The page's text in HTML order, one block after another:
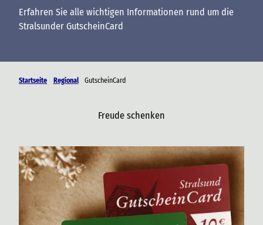
Erfahren Sie alle wichtigen Informationen rund um die
Stralsunder GutscheinCard
Startseite Regional GutscheinCard
Freude schenken